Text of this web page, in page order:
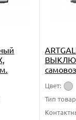
клеммы
Цвет:
Тип